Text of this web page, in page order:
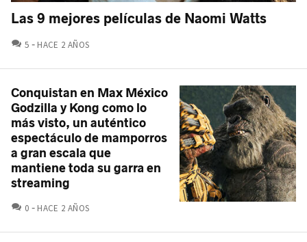
Las 9 mejores películas de Naomi Watts
5 COMENTARIOS
HACE 2 AÑOS
Conquistan en Max México
Godzilla y Kong como lo
más visto, un auténtico
espectáculo de mamporros
a gran escala que
mantiene toda su garra en
streaming
0 COMENTARIOS
HACE 2 AÑOS